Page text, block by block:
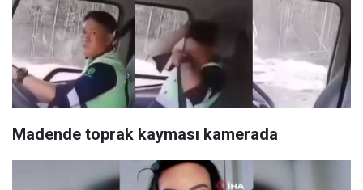
Madende toprak kayması kamerada